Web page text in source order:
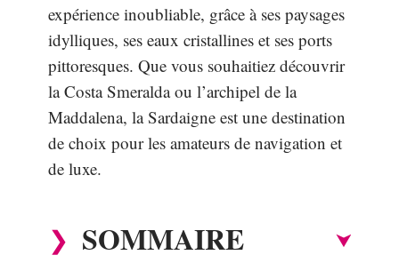
expérience inoubliable, grâce à ses paysages
idylliques, ses eaux cristallines et ses ports
pittoresques. Que vous souhaitiez découvrir
la Costa Smeralda ou l’archipel de la
Maddalena, la Sardaigne est une destination
de choix pour les amateurs de navigation et
de luxe.
SOMMAIRE